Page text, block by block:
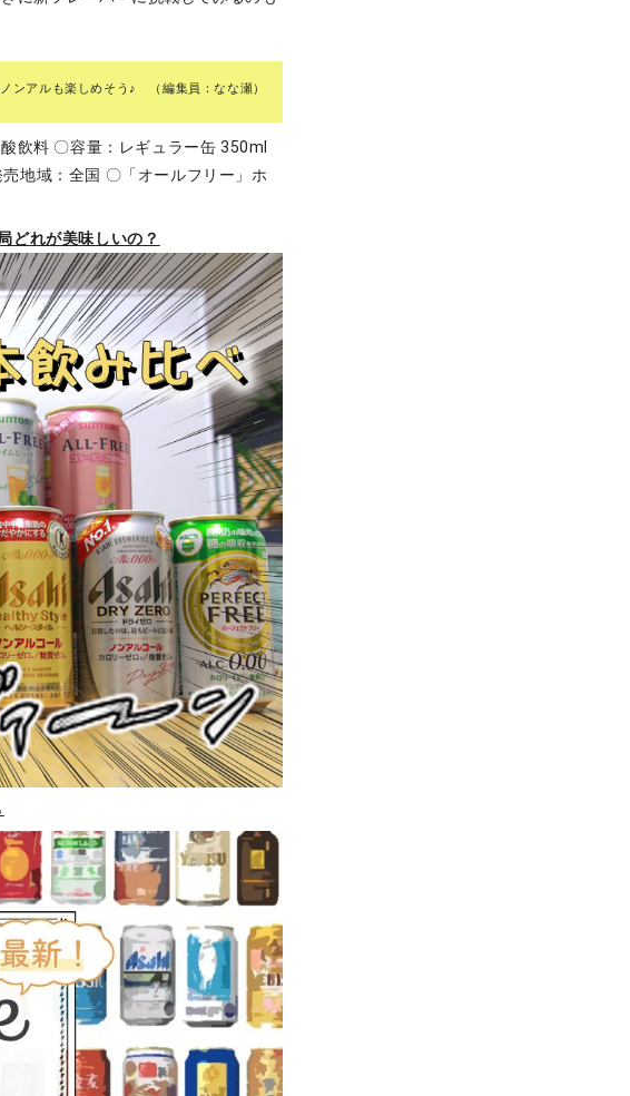
ンアルも楽しめそう♪ （編集員：なな瀬）
飲料 〇容量：レギュラー缶 350ml
地域：全国 〇「オールフリー」ホ
どれが美味しいの？